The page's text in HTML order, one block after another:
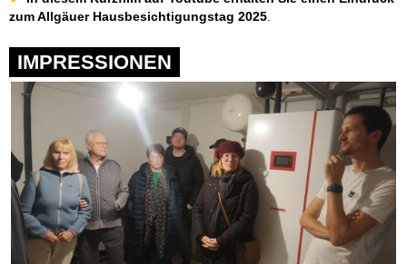
zum Allgäuer Hausbesichtigungstag 2025
IMPRESSIONEN